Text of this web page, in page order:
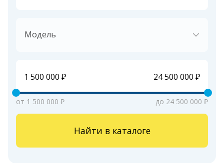
Модель
от 1 500 000 ₽ до 24 500 000 ₽
Найти в каталоге